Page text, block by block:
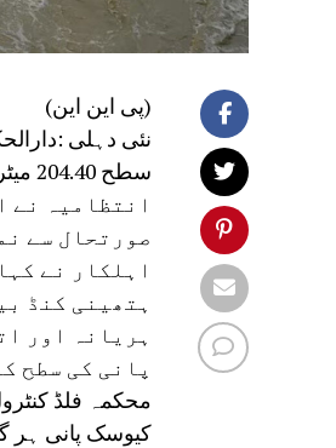
(پی این این)
نئی دہلی
انتظامیہ نے
صورتحال سے
اہلکار نے
ہتھینی کنڈ
ہریانہ اور
پانی کی سطح